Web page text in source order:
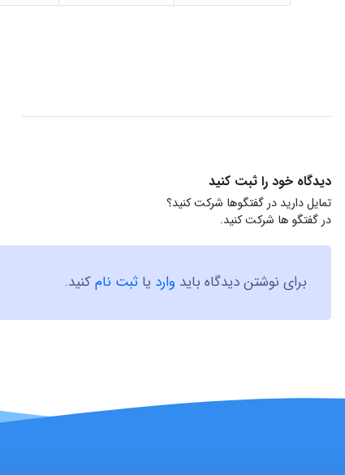
دیدگاه خود را ثبت کنید
تمایل دارید در گفتگوها شرکت کنید؟
در گفتگو ها شرکت کنید.
برای نوشتن دیدگاه باید وارد یا ثبت نامکنید.